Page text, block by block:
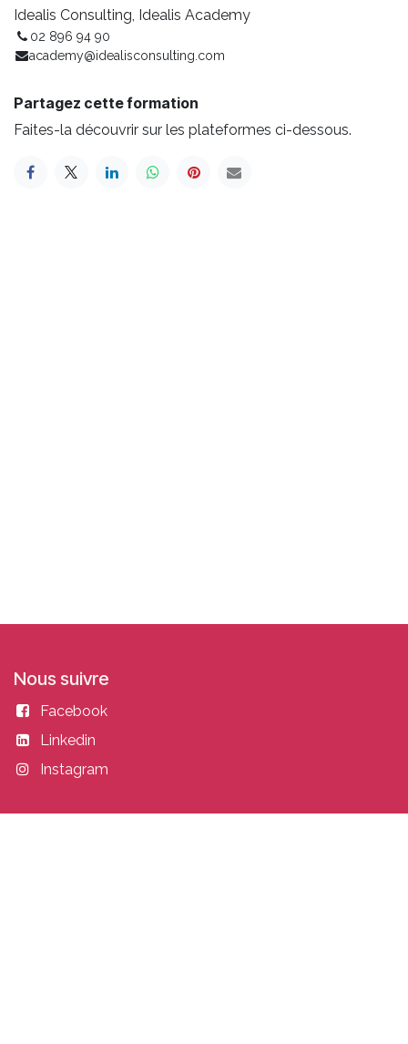
Idealis Consulting, Idealis Academy
02 896 94 90
academy@idealisconsulting.com
Partagez cette formation
Faites-la découvrir sur les plateformes ci-dessous.
Nous suivre
Facebook
Linkedin
Instagram